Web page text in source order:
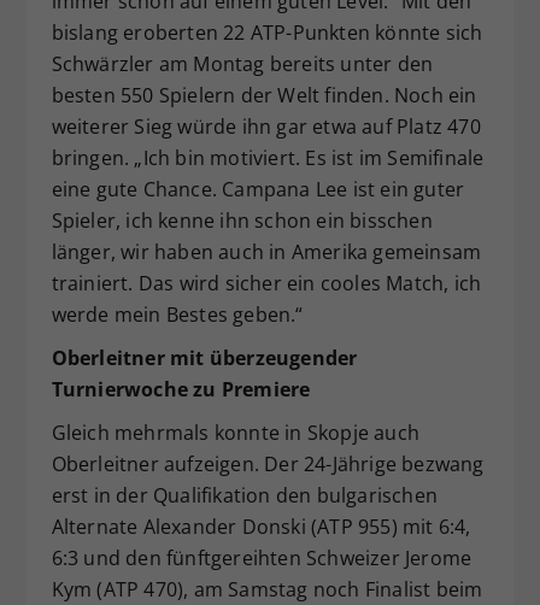
bislang eroberten 22 ATP-Punkten könnte sich
Schwärzler am Montag bereits unter den
besten 550 Spielern der Welt finden. Noch ein
weiterer Sieg würde ihn gar etwa auf Platz 470
bringen. „Ich bin motiviert. Es ist im Semifinale
eine gute Chance. Campana Lee ist ein guter
Spieler, ich kenne ihn schon ein bisschen
länger, wir haben auch in Amerika gemeinsam
trainiert. Das wird sicher ein cooles Match, ich
werde mein Bestes geben.“
Oberleitner mit überzeugender
Turnierwoche zu Premiere
Gleich mehrmals konnte in Skopje auch
Oberleitner aufzeigen. Der 24-Jährige bezwang
erst in der Qualifikation den bulgarischen
Alternate Alexander Donski (ATP 955) mit 6:4,
6:3 und den fünftgereihten Schweizer Jerome
Kym (ATP 470), am Samstag noch Finalist beim